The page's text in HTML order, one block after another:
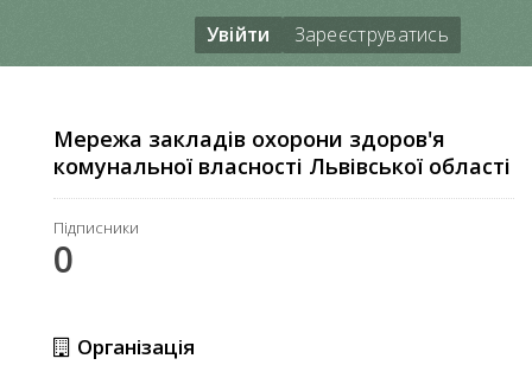
Увійти Зареєструватись
Мережа закладів охорони здоров'я
комунальної власності Львівської області
Підписники
0
Організація